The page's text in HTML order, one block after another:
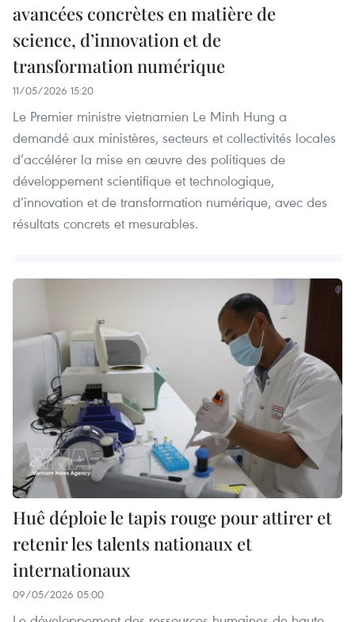
avancées concrètes en matière de
science, d’innovation et de
transformation numérique
11/05/2026 15:20
Le Premier ministre vietnamien Le Minh Hung a
demandé aux ministères, secteurs et collectivités locales
d’accélérer la mise en œuvre des politiques de
développement scientifique et technologique,
d’innovation et de transformation numérique, avec des
résultats concrets et mesurables.
Huê déploie le tapis rouge pour attirer et
retenir les talents nationaux et
internationaux
09/05/2026 05:00